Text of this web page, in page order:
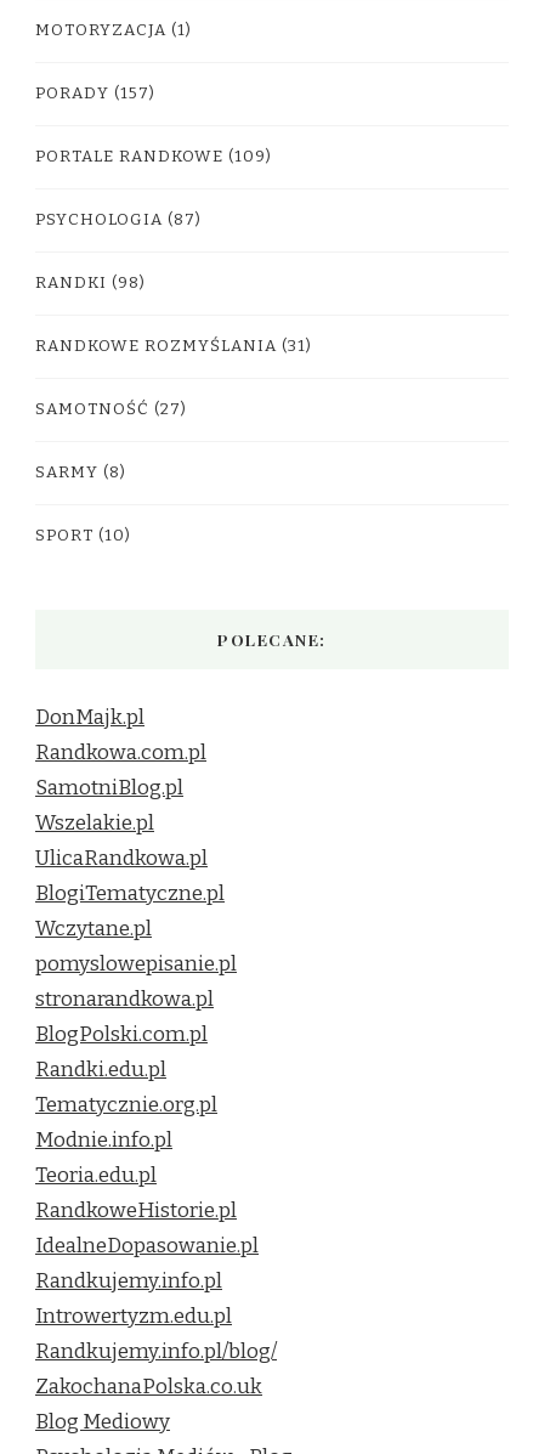
MOTORYZACJA (1)
PORADY (157)
PORTALE RANDKOWE (109)
PSYCHOLOGIA (87)
RANDKI (98)
RANDKOWE ROZMYŚLANIA (31)
SAMOTNOŚĆ (27)
SARMY (8)
SPORT (10)
POLECANE:
DonMajk.pl
Randkowa.com.pl
SamotniBlog.pl
Wszelakie.pl
UlicaRandkowa.pl
BlogiTematyczne.pl
Wczytane.pl
pomyslowepisanie.pl
stronarandkowa.pl
BlogPolski.com.pl
Randki.edu.pl
Tematycznie.org.pl
Modnie.info.pl
Teoria.edu.pl
RandkoweHistorie.pl
IdealneDopasowanie.pl
Randkujemy.info.pl
Introwertyzm.edu.pl
Randkujemy.info.pl/blog/
ZakochanaPolska.co.uk
Blog Mediowy